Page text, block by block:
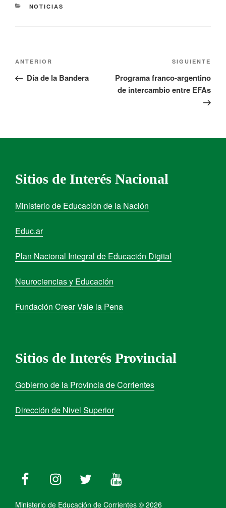
NOTICIAS
ANTERIOR
Día de la Bandera
SIGUIENTE
Programa franco-argentino
de intercambio entre EFAs
Sitios de Interés Nacional
Ministerio de Educación de la Nación
Educ.ar
Plan Nacional Integral de Educación Digital
Neurociencias y Educación
Fundación Crear Vale la Pena
Sitios de Interés Provincial
Gobierno de la Provincia de Corrientes
Dirección de Nivel Superior
Ministerio de Educación de Corrientes © 2026